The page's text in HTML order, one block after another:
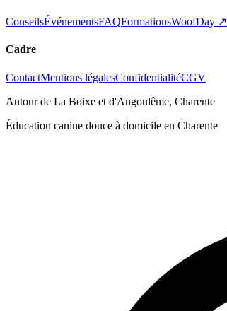
ConseilsÉvénementsFAQFormationsWoofDay ↗
Cadre
ContactMentions légalesConfidentialitéCGV
Autour de La Boixe et d'Angoulême, Charente
Éducation canine douce à domicile en Charente